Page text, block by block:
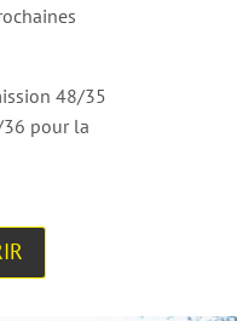
48/35
pour la